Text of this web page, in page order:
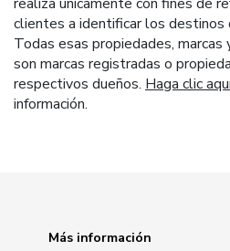
clientes a identificar los destinos
Todas esas propiedades,
son marcas registradas o
respectivos dueños. Haga clic
información.
Más información